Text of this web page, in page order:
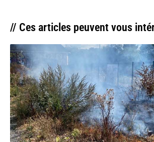
// Ces articles peuvent vous